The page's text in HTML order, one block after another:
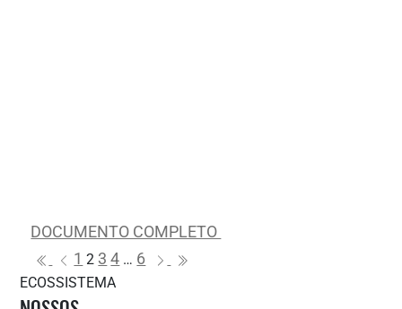
DOCUMENTO COMPLETO
1 2 3 4 … 6
ECOSSISTEMA